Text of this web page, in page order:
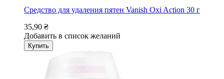
Средство для удаления пятен Vanish Oxi Action 30 г
35,90 ₴
Добавить в список желаний
Купить